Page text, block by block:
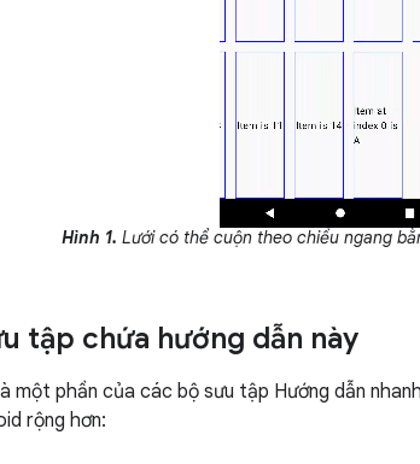
Hình 1. Lưới có thể cuộn theo chiều ngang
tập chứa hướng dẫn này
một phần của các bộ sưu tập Hướng dẫn
rộng hơn: